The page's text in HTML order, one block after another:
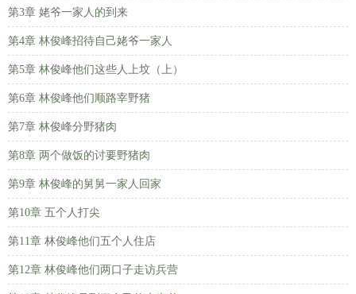
第3章 姥爷一家人的到来
第4章 林俊峰招待自己姥爷一家人
第5章 林俊峰他们这些人上坟（上）
第6章 林俊峰他们顺路宰野猪
第7章 林俊峰分野猪肉
第8章 两个做饭的讨要野猪肉
第9章 林俊峰的舅舅一家人回家
第10章 五个人打尖
第11章 林俊峰他们五个人住店
第12章 林俊峰他们两口子走访兵营